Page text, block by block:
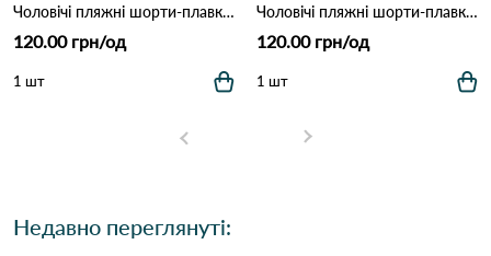
Чоловічі пляжні шорти-плавки з сіткою "Tropical Palm" (Опт) 006 Темно Синій
120.00 грн/од
1 шт
Чоловічі пляжні шорти-плавки з сіткою "Tropical Palm" (Опт) 006 Синій
120.00 грн/од
1 шт
Недавно переглянуті: